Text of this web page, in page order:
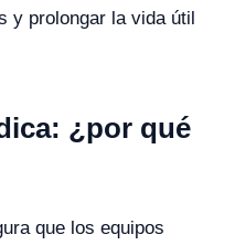
y prolongar la vida útil
¿por qué
que los equipos